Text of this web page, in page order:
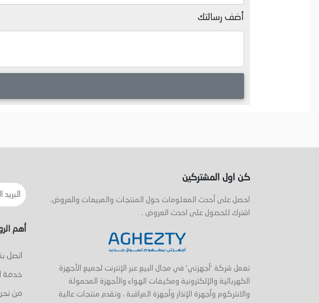
أضف رسالتك
كن اول المشتركين
احصل على أحدث المعلومات حول المنتجات والمبيعات والعروض.
اشترك للحصول على احدث العروض .
تعمل شركة 'أجهزتي' في مجال البيع عبر الإنترنت لجميع الأجهزة
الكهربائية والإلكترونية ومكيفات الهواء والأجهزة المحمولة
والانتركوم وأجهزة الإنذار وأجهزة المراقبة ، وتقدم منتجات عالية
أهم
اتصل
خدمة
من